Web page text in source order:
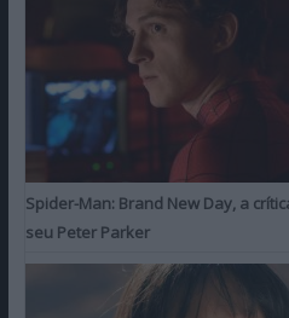
Spider-Man: Brand New Day, a
seu Peter Parker